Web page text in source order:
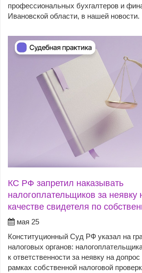
профессиональных бухгалтеров и
Ивановской области, в нашей новости.
КС РФ запретил наказывать
налогоплательщиков за неявку
качестве свидетеля по
мая 25
Конституционный Суд РФ указал на
налоговых органов:
к ответственности за неявку на
рамках собственной налоговой